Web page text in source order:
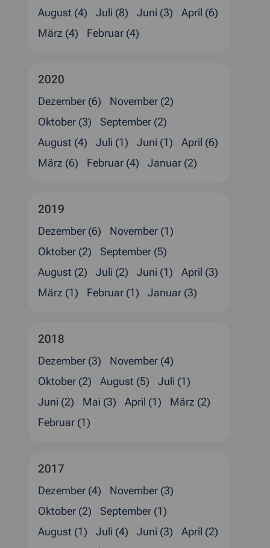
August (4)
Juli (8) Juni (3)
April (6)
März (4)
Februar (4)
2020
Dezember (6)
November (2)
Oktober (3)
September (2)
August (4)
Juli (1) Juni (1)
April (6)
März (6)
Februar (4) Januar (2)
2019
Dezember (6)
November (1)
Oktober (2)
September (5)
August (2)
Juli (2) Juni (1)
April (3)
März (1)
Februar (1) Januar (3)
2018
Dezember (3)
November (4)
Oktober (2)
August (5)
Juli (1)
Juni (2)
Mai (3) April (1)
März (2)
Februar (1)
2017
Dezember (4)
November (3)
Oktober (2)
September (1)
August (1)
Juli (4) Juni (3)
April (2)